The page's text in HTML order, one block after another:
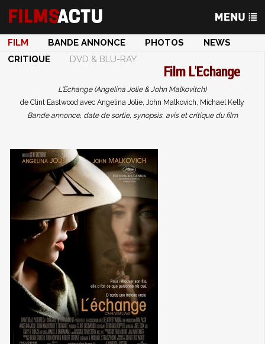
FILM BANDE ANNONCE PHOTOS
NEWS
CRITIQUE
DVD & BLU-RAY
Film L'Echange
L'Echange (Angelina Jolie & John Malkovitch)
de Clint Eastwood avec Angelina Jolie, John Malkovich, Michael Kelly
Bande annonce, date de sortie, synopsis, avis et critique du film